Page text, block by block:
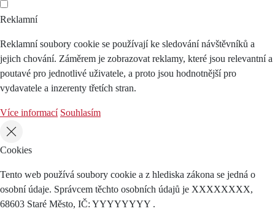
Reklamní
Reklamní soubory cookie se používají ke sledování návštěvníků a
jejich chování. Záměrem je zobrazovat reklamy, které jsou relevantní a
poutavé pro jednotlivé uživatele, a proto jsou hodnotnější pro
vydavatele a inzerenty třetích stran.
Více informací Souhlasím
Cookies
Tento web používá soubory cookie a z hlediska zákona se jedná o
osobní údaje. Správcem těchto osobních údajů je XXXXXXXX,
68603 Staré Město, IČ: YYYYYYYY .